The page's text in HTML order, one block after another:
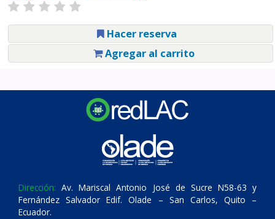
Hacer reserva
Agregar al carrito
Dirección: Av. Mariscal Antonio José de Sucre N58-63 y
Fernández Salvador Edif. Olade – San Carlos, Quito –
Ecuador.